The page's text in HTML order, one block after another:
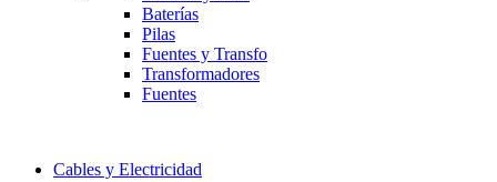
Baterías
Pilas
Fuentes y Transfo
Transformadores
Fuentes
Cables y Electricidad